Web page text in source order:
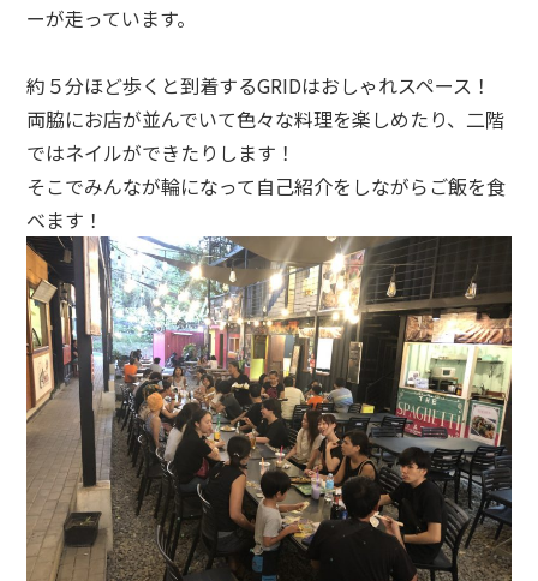
ーが走っています。
約５分ほど歩くと到着するGRIDはおしゃれスペース！
両脇にお店が並んでいて色々な料理を楽しめたり、二階
ではネイルができたりします！
そこでみんなが輪になって自己紹介をしながらご飯を食
べます！